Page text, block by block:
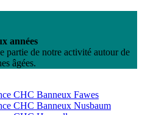
années
partie de notre activité autour de
âgées.
CHC Banneux Fawes
CHC Banneux Nusbaum